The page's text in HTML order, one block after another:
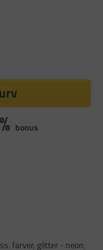
bonus
farver, glitter - neon,